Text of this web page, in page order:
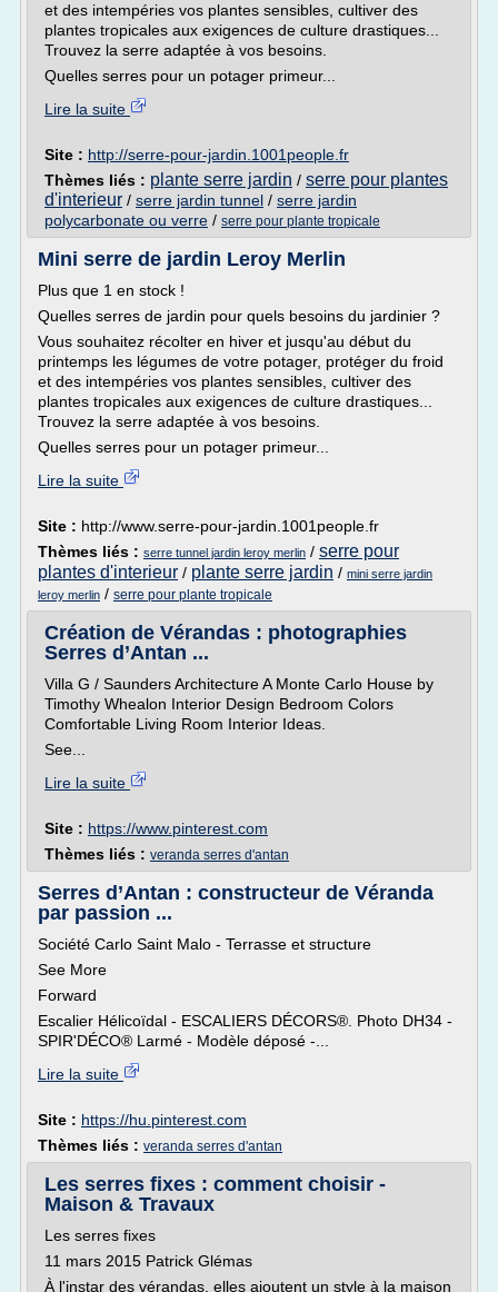
et des intempéries vos plantes sensibles, cultiver des
plantes tropicales aux exigences de culture drastiques...
Trouvez la serre adaptée à vos besoins.
Quelles serres pour un potager primeur...
Lire la suite
Site : http://serre-pour-jardin.1001people.fr
Thèmes liés : plante serre jardin / serre pour plantes
d'interieur / serre jardin tunnel / serre jardin
polycarbonate ou verre / serre pour plante tropicale
Mini serre de jardin Leroy Merlin
Plus que 1 en stock !
Quelles serres de jardin pour quels besoins du jardinier ?
Vous souhaitez récolter en hiver et jusqu'au début du
printemps les légumes de votre potager, protéger du froid
et des intempéries vos plantes sensibles, cultiver des
plantes tropicales aux exigences de culture drastiques...
Trouvez la serre adaptée à vos besoins.
Quelles serres pour un potager primeur...
Lire la suite
Site : http://www.serre-pour-jardin.1001people.fr
Thèmes liés : serre tunnel jardin leroy merlin / serre pour
plantes d'interieur / plante serre jardin / mini serre jardin
leroy merlin / serre pour plante tropicale
Création de Vérandas : photographies
Serres d’Antan ...
Villa G / Saunders Architecture A Monte Carlo House by
Timothy Whealon Interior Design Bedroom Colors
Comfortable Living Room Interior Ideas.
See...
Lire la suite
Site : https://www.pinterest.com
Thèmes liés : veranda serres d'antan
Serres d’Antan : constructeur de Véranda
par passion ...
Société Carlo Saint Malo - Terrasse et structure
See More
Forward
Escalier Hélicoïdal - ESCALIERS DÉCORS®. Photo DH34 -
SPIR'DÉCO® Larmé - Modèle déposé -...
Lire la suite
Site : https://hu.pinterest.com
Thèmes liés : veranda serres d'antan
Les serres fixes : comment choisir -
Maison & Travaux
Les serres fixes
11 mars 2015 Patrick Glémas
À l'instar des vérandas, elles ajoutent un style à la maison